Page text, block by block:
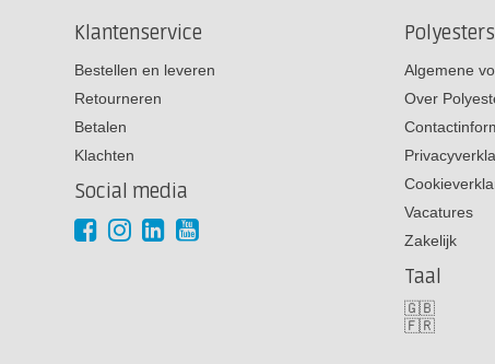
Klantenservice
Bestellen en leveren
Retourneren
Betalen
Klachten
Social media
Algemene
Over
Vacatures
Zakelijk
Taal
🇬🇧
🇫🇷